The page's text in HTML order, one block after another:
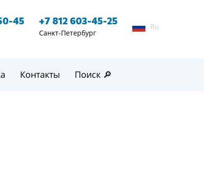
45 +7 812 603-45-25
Санкт-Петербург
Ru
Контакты Поиск 🔎